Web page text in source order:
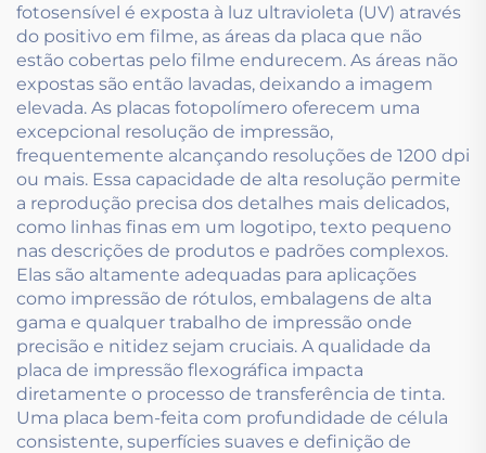
fotosensível é exposta à luz ultravioleta (UV) através
do positivo em filme, as áreas da placa que não
estão cobertas pelo filme endurecem. As áreas não
expostas são então lavadas, deixando a imagem
elevada. As placas fotopolímero oferecem uma
excepcional resolução de impressão,
frequentemente alcançando resoluções de 1200 dpi
ou mais. Essa capacidade de alta resolução permite
a reprodução precisa dos detalhes mais delicados,
como linhas finas em um logotipo, texto pequeno
nas descrições de produtos e padrões complexos.
Elas são altamente adequadas para aplicações
como impressão de rótulos, embalagens de alta
gama e qualquer trabalho de impressão onde
precisão e nitidez sejam cruciais. A qualidade da
placa de impressão flexográfica impacta
diretamente o processo de transferência de tinta.
Uma placa bem-feita com profundidade de célula
consistente, superfícies suaves e definição de